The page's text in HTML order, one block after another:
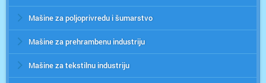
Mašine za poljoprivredu i šumarstvo
Mašine za prehrambenu industriju
Mašine za tekstilnu industriju